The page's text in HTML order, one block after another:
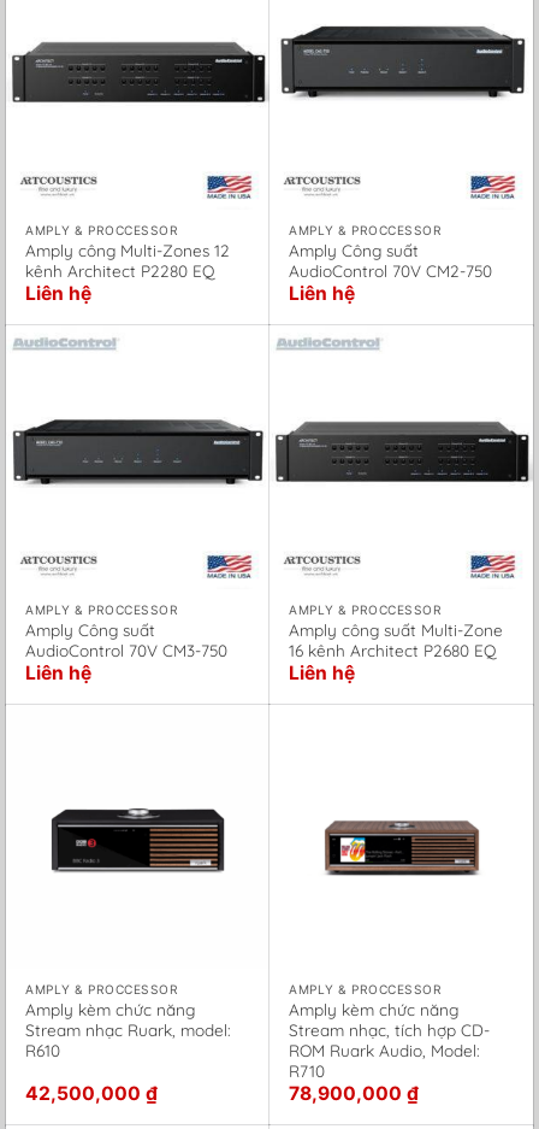
AMPLY & PROCCESSOR
Amply công Multi-Zones 12
kênh Architect P2280 EQ
Liên hệ
AMPLY & PROCCESSOR
Amply Công suất
AudioControl 70V CM2-750
Liên hệ
AMPLY & PROCCESSOR
Amply Công suất
AudioControl 70V CM3-750
Liên hệ
AMPLY & PROCCESSOR
Amply công suất Multi-Zone
16 kênh Architect P2680 EQ
Liên hệ
AMPLY & PROCCESSOR
Amply kèm chức năng
Stream nhạc Ruark, model:
R610
42,500,000₫
AMPLY & PROCCESSOR
Amply kèm chức năng
Stream nhạc, tích hợp CD-
ROM Ruark Audio, Model:
R710
78,900,000₫